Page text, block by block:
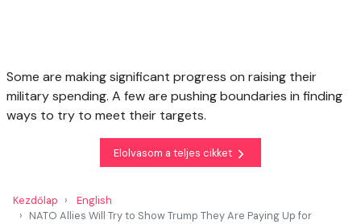
Some are making significant progress on raising their
military spending. A few are pushing boundaries in finding
ways to try to meet their targets.
Elolvasom a teljes cikket
Kezdőlap
English
NATO Allies Will Try to Show Trump They Are Paying Up for